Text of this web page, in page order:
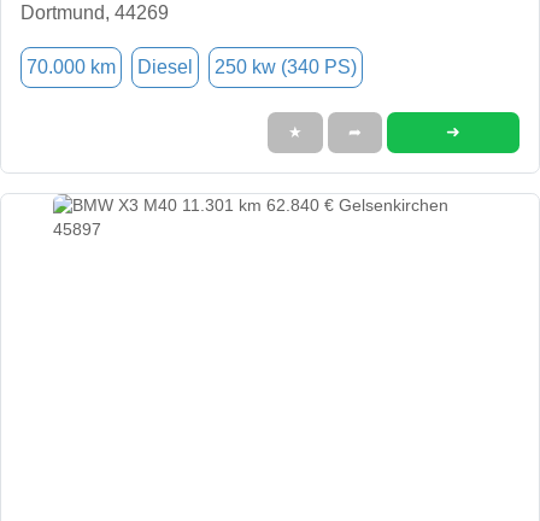
Dortmund, 44269
70.000 km Diesel 250 kw (340 PS)
★ ➦ ➜